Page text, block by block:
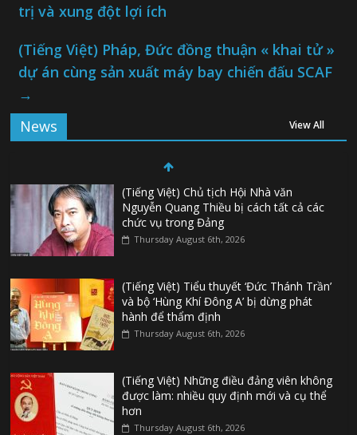
trị và xung đột lợi ích
(Tiếng Việt) Pháp, Đức đồng thuận « khai tử »
dự án cùng sản xuất máy bay chiến đấu SCAF
→
News
View All
(Tiếng Việt) Chủ tịch Hội Nhà văn
Nguyễn Quang Thiều bị cách tất cả các
chức vụ trong Đảng
Thursday August 6th, 2026
(Tiếng Việt) Tiểu thuyết ‘Đức Thánh Trần’
và bộ ‘Hùng Khí Đông A’ bị dừng phát
hành để thẩm định
Thursday August 6th, 2026
(Tiếng Việt) Những điều đảng viên không
được làm: nhiều quy định mới và cụ thể
hơn
Thursday August 6th, 2026